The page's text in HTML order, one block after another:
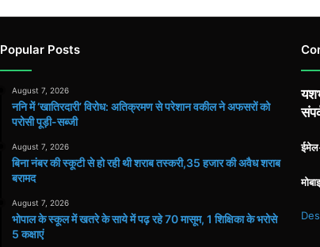
Popular Posts
August 7, 2026
ननि में ‘खातिरदारी’ विरोध: अतिक्रमण से परेशान वकील ने अफसरों को
परोसी पूड़ी-सब्जी
August 7, 2026
बिना नंबर की स्कूटी से हो रही थी शराब तस्करी,35 हजार की अवैध शराब
बरामद
August 7, 2026
भोपाल के स्कूल में खतरे के साये में पढ़ रहे 70 मासूम, 1 शिक्षिका के भरोसे
5 कक्षाएं